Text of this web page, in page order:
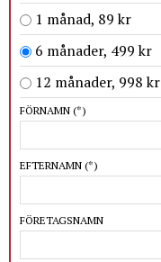
1 månad, 89 kr
6 månader, 499 kr
12 månader, 998 kr
FÖRNAMN (*)
EFTERNAMN (*)
FÖRETAGSNAMN